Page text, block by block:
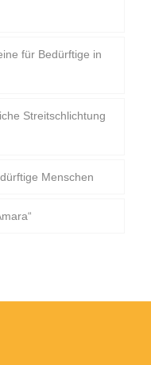
für Bedürftige in
Streitschlichtung
Menschen